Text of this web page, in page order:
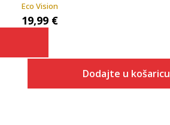
Eco Vision
19,99 €
Dodajte u košaricu